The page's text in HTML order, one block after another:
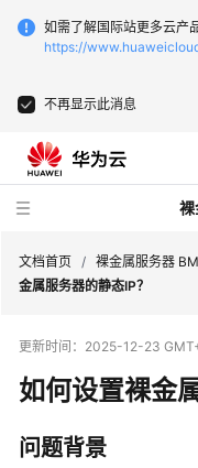
如需了解国际站更多云产
https://
不再显示此消息
裸
新
动
态
产
文档首页 / 裸金属服务器
金属服务器的静态IP？
更新时间： 2025-12-23
如何设置裸金
问题背景